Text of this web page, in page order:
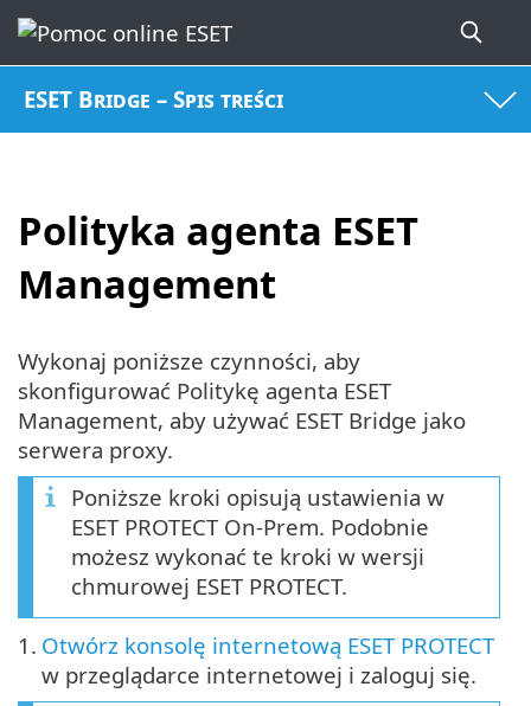
ESET Bridge – Spis treści
Polityka agenta ESET
Management
Wykonaj poniższe czynności, aby
skonfigurować Politykę agenta ESET
Management, aby używać ESET Bridge jako
serwera proxy.
Poniższe kroki opisują ustawienia w
ESET PROTECT On-Prem. Podobnie
możesz wykonać te kroki w wersji
chmurowej ESET PROTECT.
1. Otwórz konsolę internetową ESET PROTECT
w przeglądarce internetowej i zaloguj się.